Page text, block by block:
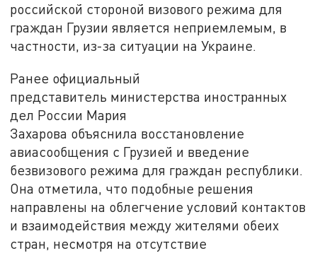
российской стороной визового режима для
граждан Грузии является неприемлемым, в
частности, из-за ситуации на Украине.
Ранее официальный
представитель министерства иностранных
дел России Мария
Захарова объяснила восстановление
авиасообщения с Грузией и введение
безвизового режима для граждан республики.
Она отметила, что подобные решения
направлены на облегчение условий контактов
и взаимодействия между жителями обеих
стран, несмотря на отсутствие